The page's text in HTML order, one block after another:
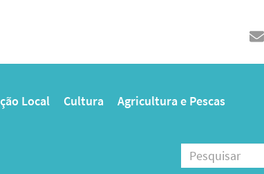
Local Cultura Agricultura e Pescas
Pesquisar